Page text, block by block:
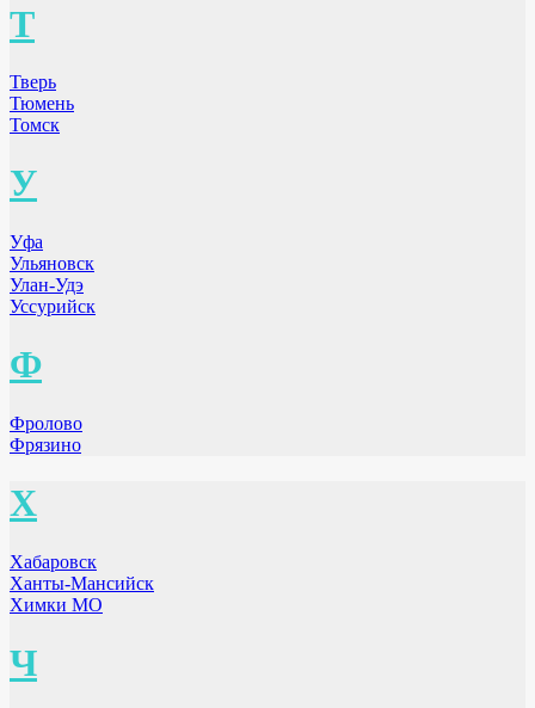
Т
Тверь
Тюмень
Томск
У
Уфа
Ульяновск
Улан-Удэ
Уссурийск
Ф
Фролово
Фрязино
Х
Хабаровск
Ханты-Мансийск
Химки МО
Ч